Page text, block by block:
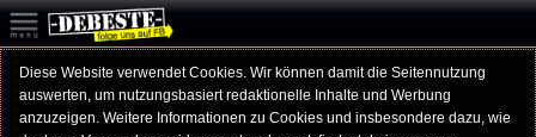
Diese Website verwendet Cookies. Wir können damit die Seitennutzung
auswerten, um nutzungsbasiert redaktionelle Inhalte und Werbung
anzuzeigen. Weitere Informationen zu Cookies und insbesondere dazu, wie